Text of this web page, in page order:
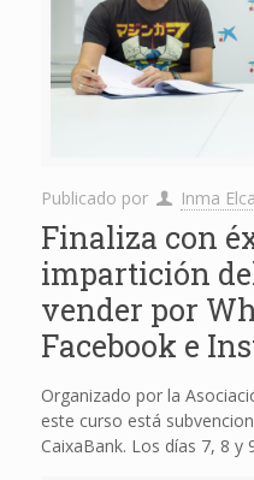
Publicado por Inma
Finaliza con
impartición
vender por
Facebook e
Organizado por la
este curso está
CaixaBank. Los días 7, 8 y